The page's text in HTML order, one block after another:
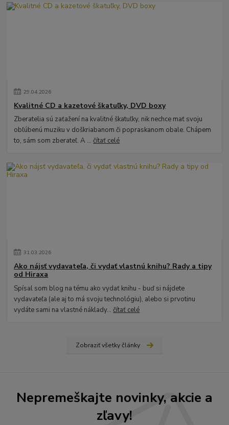
29.04.2026
Kvalitné CD a kazetové škatuľky, DVD boxy
Zberatelia sú zaťažení na kvalitné škatuľky, nik nechce mať svoju
obľúbenú muziku v doškriabanom či popraskanom obale. Chápem
to, sám som zberateľ. A ...čítať celé
31.03.2026
Ako nájsť vydavateľa, či vydať vlastnú knihu? Rady a tipy
od Hiraxa
Spísal som blog na tému ako vydať knihu - buď si nájdete
vydavateľa (ale aj to má svoju technológiu), alebo si prvotinu
vydáte sami na vlastné náklady...čítať celé
Zobraziť všetky články
Nepremeškajte novinky, akcie a
zľavy!